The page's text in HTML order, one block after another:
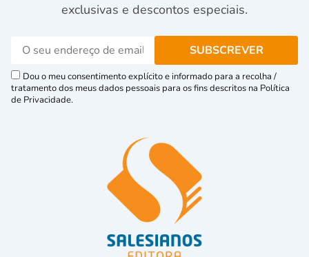
exclusivas e descontos especiais.
Dou o meu consentimento explícito e informado para a recolha /
tratamento dos meus dados pessoais para os fins descritos na Política
de Privacidade.